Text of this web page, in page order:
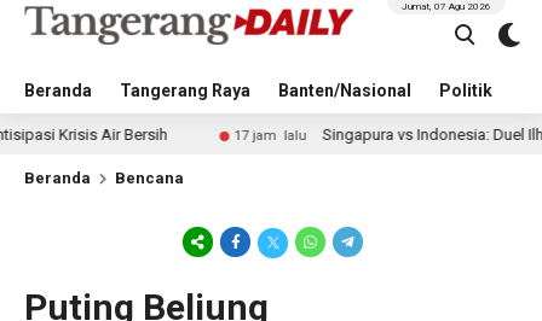
Beranda Tangerang Raya Banten/Nasional Politik
Jumat, 07 Agu 2026
Air Bersih 17 jam lalu Singapura vs Indonesia: Duel Ilhan
Beranda Bencana
Puting Beliung